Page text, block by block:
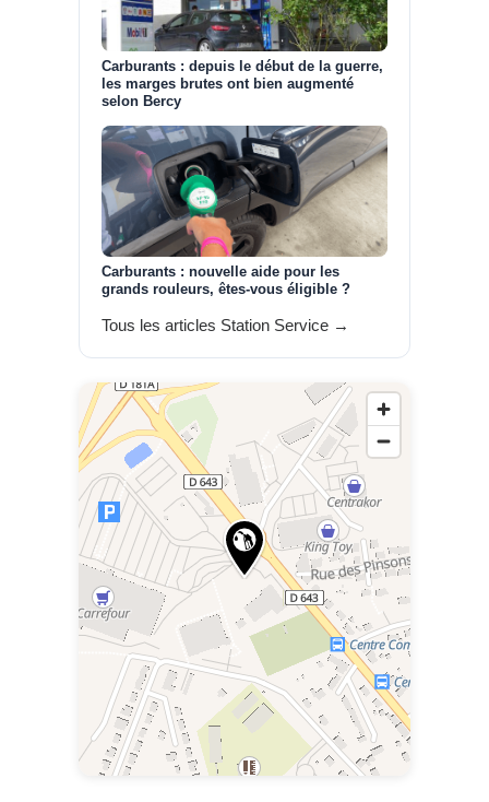
Carburants : depuis le début de la guerre,
les marges brutes ont bien augmenté
selon Bercy
Carburants : nouvelle aide pour les
grands rouleurs, êtes-vous éligible ?
Tous les articles Station Service →